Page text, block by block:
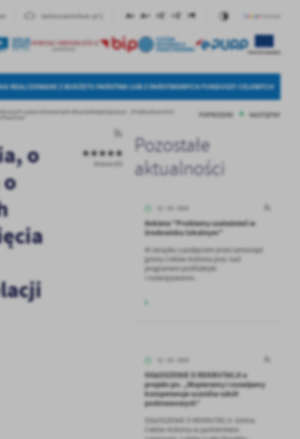
REALIZOWANE Z BUDŻETU PAŃSTWA LUB Z PAŃSTWOWYCH FUNDUSZY CELOWYCH
uwarunkowaniach dla przedsięwzięcia pn. „Przebudowa linii POPRZEDNI NASTĘPNY
o
Ocena 0/5
Pozostałe
aktualności
Ankieta "Problemy uzależnień w
środowisku lokalnym"
W związku z podjęciem przez samorząd
gminy Ceków-Kolonia prac nad
programem profilaktyki
i rozwiązywania...
OGŁOSZENIE O REKRUTACJI o
projekt pn. „Wspieramy i rozwijamy
kompetencje uczniów szkół
podstawowych”
OGŁOSZENIE O REKRUTACJI Gmina
Ceków-Kolonia w partnerstwie